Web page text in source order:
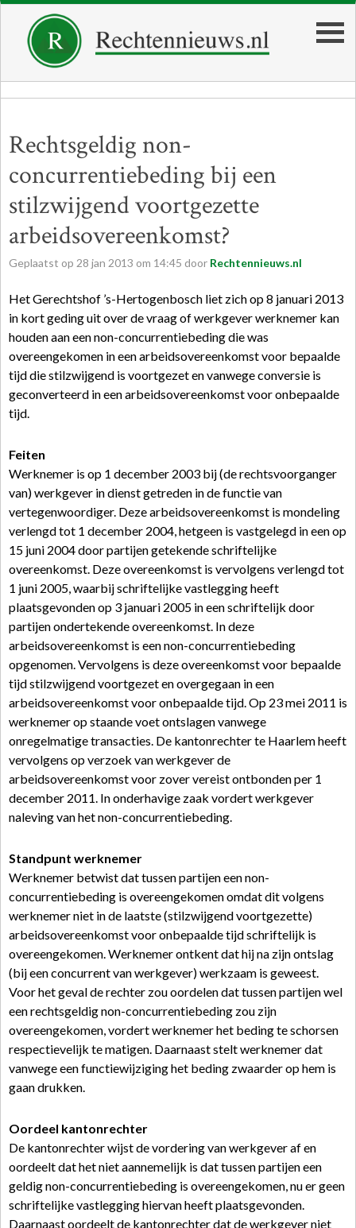
Rechtsgeldig non-
concurrentiebeding bij een
stilzwijgend voortgezette
arbeidsovereenkomst?
Geplaatst op 28 jan 2013 om 14:45 door Rechtennieuws.nl
Het Gerechtshof ’s-Hertogenbosch liet zich op 8 januari 2013
in kort geding uit over de vraag of werkgever werknemer kan
houden aan een non-concurrentiebeding die was
overeengekomen in een arbeidsovereenkomst voor bepaalde
tijd die stilzwijgend is voortgezet en vanwege conversie is
geconverteerd in een arbeidsovereenkomst voor onbepaalde
tijd.
Feiten
Werknemer is op 1 december 2003 bij (de rechtsvoorganger
van) werkgever in dienst getreden in de functie van
vertegenwoordiger. Deze arbeidsovereenkomst is mondeling
verlengd tot 1 december 2004, hetgeen is vastgelegd in een op
15 juni 2004 door partijen getekende schriftelijke
overeenkomst. Deze overeenkomst is vervolgens verlengd tot
1 juni 2005, waarbij schriftelijke vastlegging heeft
plaatsgevonden op 3 januari 2005 in een schriftelijk door
partijen ondertekende overeenkomst. In deze
arbeidsovereenkomst is een non-concurrentiebeding
opgenomen. Vervolgens is deze overeenkomst voor bepaalde
tijd stilzwijgend voortgezet en overgegaan in een
arbeidsovereenkomst voor onbepaalde tijd. Op 23 mei 2011 is
werknemer op staande voet ontslagen vanwege
onregelmatige transacties. De kantonrechter te Haarlem heeft
vervolgens op verzoek van werkgever de
arbeidsovereenkomst voor zover vereist ontbonden per 1
december 2011. In onderhavige zaak vordert werkgever
naleving van het non-concurrentiebeding.
Standpunt werknemer
Werknemer betwist dat tussen partijen een non-
concurrentiebeding is overeengekomen omdat dit volgens
werknemer niet in de laatste (stilzwijgend voortgezette)
arbeidsovereenkomst voor onbepaalde tijd schriftelijk is
overeengekomen. Werknemer ontkent dat hij na zijn ontslag
(bij een concurrent van werkgever) werkzaam is geweest.
Voor het geval de rechter zou oordelen dat tussen partijen wel
een rechtsgeldig non-concurrentiebeding zou zijn
overeengekomen, vordert werknemer het beding te schorsen
respectievelijk te matigen. Daarnaast stelt werknemer dat
vanwege een functiewijziging het beding zwaarder op hem is
gaan drukken.
Oordeel kantonrechter
De kantonrechter wijst de vordering van werkgever af en
oordeelt dat het niet aannemelijk is dat tussen partijen een
geldig non-concurrentiebeding is overeengekomen, nu er geen
schriftelijke vastlegging hiervan heeft plaatsgevonden.
Daarnaast oordeelt de kantonrechter dat de werkgever niet